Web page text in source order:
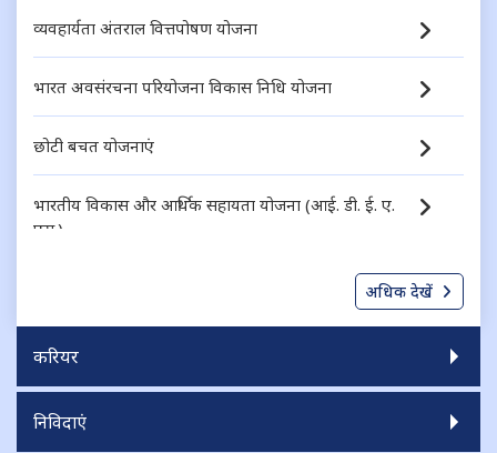
व्यवहार्यता अंतराल वित्तपोषण योजना
भारत अवसंरचना परियोजना विकास निधि योजना
छोटी बचत योजनाएं
भारतीय विकास और आर्थिक सहायता योजना (आई. डी. ई. ए.
एस.)
अधिक देखें
करियर
निविदाएं